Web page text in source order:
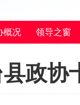
概况 领导之窗
政协